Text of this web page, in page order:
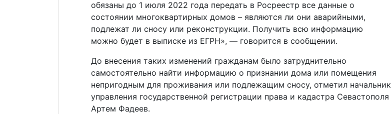
обязаны до 1 июля 2022 года передать в Росреестр все данные о
состоянии многоквартирных домов – являются ли они аварийными,
подлежат ли сносу или реконструкции. Получить всю информацию
можно будет в выписке из ЕГРН», — говорится в сообщении.
До внесения таких изменений гражданам было затруднительно
самостоятельно найти информацию о признании дома или помещения
непригодным для проживания или подлежащим сносу, отметил начальник
управления государственной регистрации права и кадастра Севастополя
Артем Фадеев.